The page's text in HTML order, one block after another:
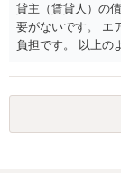
貸主（賃貸人）の
要がないです。 エ
負担です。 以上の